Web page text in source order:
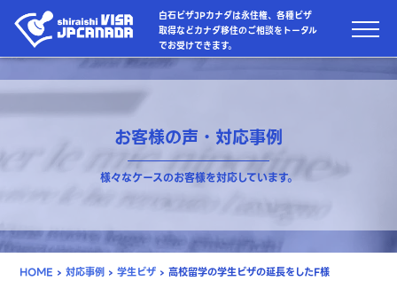
白石ビザJPカナダは永住権、各種ビザ
取得などカナダ移住のご相談をトータル
でお受けできます。
お客様の声・対応事例
様々なケースのお客様を対応しています。
HOME › 対応事例 › 学生ビザ › 高校留学の学生ビザの延長をしたF様